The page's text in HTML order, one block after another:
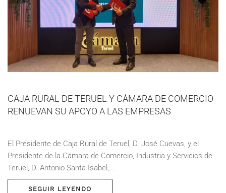
CAJA RURAL DE TERUEL Y CÁMARA DE COMERCIO
RENUEVAN SU APOYO A LAS EMPRESAS
El Presidente de Caja Rural de Teruel, D. José Cuevas, y el
Presidente de la Cámara de Comercio, Industria y Servicios de
Teruel, D. Antonio Santa Isabel,...
SEGUIR LEYENDO